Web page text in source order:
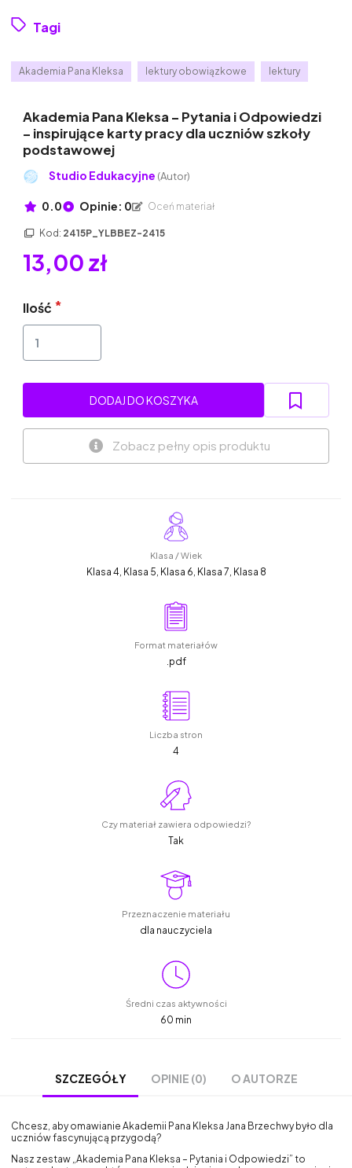
Tagi
Akademia Pana Kleksa lektury obowiązkowe lektury
Akademia Pana Kleksa – Pytania i Odpowiedzi
– inspirujące karty pracy dla uczniów szkoły
podstawowej
Studio Edukacyjne (Autor)
0.0 Opinie: 0 Oceń materiał
Kod: 2415P_YLBBEZ-2415
13,00 zł
Ilość
DODAJ DO KOSZYKA
Zobacz pełny opis produktu
Klasa / Wiek
Klasa 4, Klasa 5, Klasa 6, Klasa 7, Klasa 8
Format materiałów
.pdf
Liczba stron
4
Czy materiał zawiera odpowiedzi?
Tak
Przeznaczenie materiału
dla nauczyciela
Średni czas aktywności
60 min
SZCZEGÓŁY OPINIE (0) O AUTORZE
Chcesz, aby omawianie Akademii Pana Kleksa Jana Brzechwy było dla
uczniów fascynującą przygodą?
Nasz zestaw „Akademia Pana Kleksa – Pytania i Odpowiedzi” to